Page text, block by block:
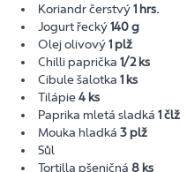
Koriandr čerstvý1 hrs.
Jogurt řecký140 g
Olej olivový1 plž
Chilli paprička 1/2 ks
Cibule šalotka 1 ks
Tilápie4 ks
Paprika mletá sladká 1 člž
Mouka hladká 3 plž
Sůl
Tortilla pšeničná 8 ks